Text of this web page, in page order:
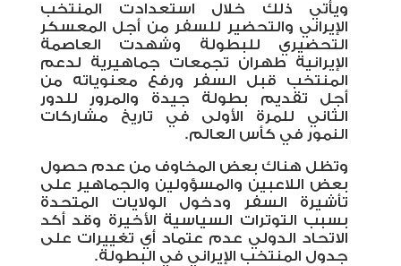
ويأتي ذلك خلال استعدادت المنتخب
الإيراني والتحضير للسفر من أجل المعسكر
التحضيري للبطولة وشهدت العاصمة
الإيرانية طهران تجمعات جماهيرية لدعم
المنتخب قبل السفر ورفع معنوياته من
أجل تقديم بطولة جيدة والمرور للدور
الثاني للمرة الأولى في تاريخ مشاركات
النمور في كأس العالم.
وتظل هناك بعض المخاوف من عدم حصول
بعض اللاعبين والمسؤولين والجماهير على
تأشيرة السفر ودخول الولايات المتحدة
بسبب التوترات السياسية الأخيرة وقد أكد
الاتحاد الدولي عدم عتماد أي تغييرات على
جدول المنتخب الإيراني في البطولة.